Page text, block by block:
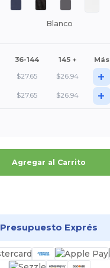
Blanco
36-144 145 + Más
$27.65 $26.94 +
$27.65 $26.94 +
Agregar al Carrito
Presupuesto Exprés